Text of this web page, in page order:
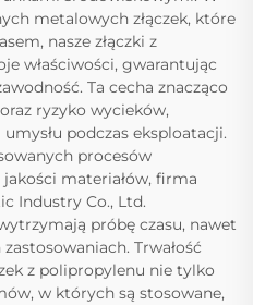
metalowych złączek, które
nasze złączki z
właściwości, gwarantując
Ta cecha znacząco
ryzyko wycieków,
podczas eksploatacji.
procesów
materiałów, firma
Industry Co., Ltd.
próbę czasu, nawet
Trwałość
z polipropylenu nie tylko
w których są stosowane,